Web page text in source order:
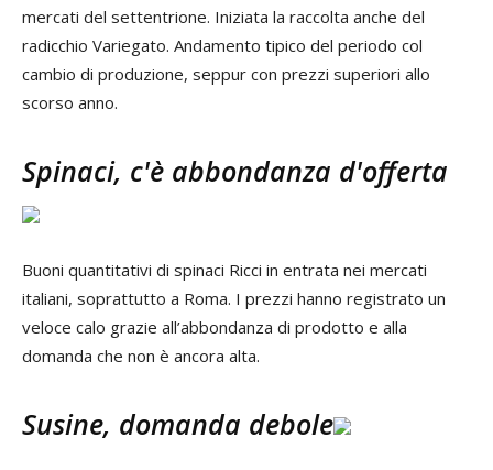
mercati del settentrione. Iniziata la raccolta anche del
radicchio Variegato. Andamento tipico del periodo col
cambio di produzione, seppur con prezzi superiori allo
scorso anno.
Spinaci, c'è abbondanza d'offerta
Buoni quantitativi di spinaci Ricci in entrata nei mercati
italiani, soprattutto a Roma. I prezzi hanno registrato un
veloce calo grazie all’abbondanza di prodotto e alla
domanda che non è ancora alta.
Susine, domanda debole